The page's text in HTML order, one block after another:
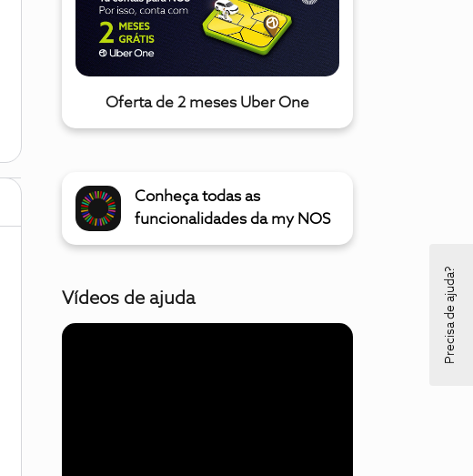
Oferta de 2 meses Uber One
Conheça todas as
funcionalidades da my NOS
Vídeos de ajuda Precisa de ajuda?